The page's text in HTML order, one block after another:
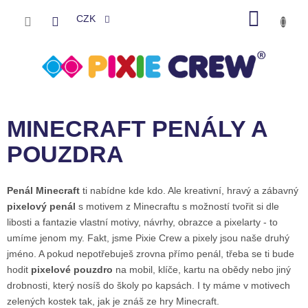
CZK
MINECRAFT PENÁLY A
POUZDRA
Penál Minecraft ti nabídne kde kdo. Ale kreativní, hravý a zábavný
pixelový penál s motivem z Minecraftu s možností tvořit si dle
libosti a fantazie vlastní motivy, návrhy, obrazce a pixelarty - to
umíme jenom my. Fakt, jsme Pixie Crew a pixely jsou naše druhý
jméno. A pokud nepotřebuješ zrovna přímo penál, třeba se ti bude
hodit pixelové pouzdro na mobil, klíče, kartu na obědy nebo jiný
drobnosti, který nosíš do školy po kapsách. I ty máme v motivech
zelených kostek tak, jak je znáš ze hry Minecraft.